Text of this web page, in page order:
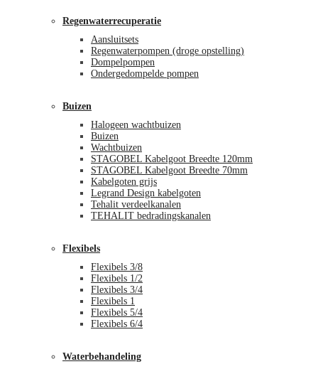
Regenwaterrecuperatie
Aansluitsets
Regenwaterpompen (droge opstelling)
Dompelpompen
Ondergedompelde pompen
Buizen
Halogeen wachtbuizen
Buizen
Wachtbuizen
STAGOBEL Kabelgoot Breedte 120mm
STAGOBEL Kabelgoot Breedte 70mm
Kabelgoten grijs
Legrand Design kabelgoten
Tehalit verdeelkanalen
TEHALIT bedradingskanalen
Flexibels
Flexibels 3/8
Flexibels 1/2
Flexibels 3/4
Flexibels 1
Flexibels 5/4
Flexibels 6/4
Waterbehandeling